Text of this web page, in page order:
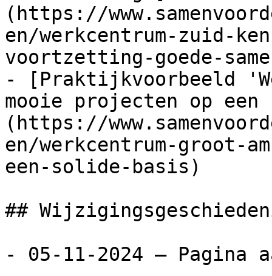
(https://
en/werkcentrum-zuid-
voortzetting-goede-
- [Praktijkvoorbeeld
mooie projecten op
(https://
en/werkcentrum-groot-
een-solide-basis)
##
- 05-11-2024 — Pagina